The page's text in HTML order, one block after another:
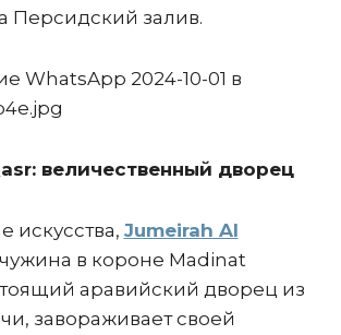
Персидский залив.
величественный дворец
искусства, Jumeirah Al
в короне Madinat
аравийский дворец из
завораживает своей